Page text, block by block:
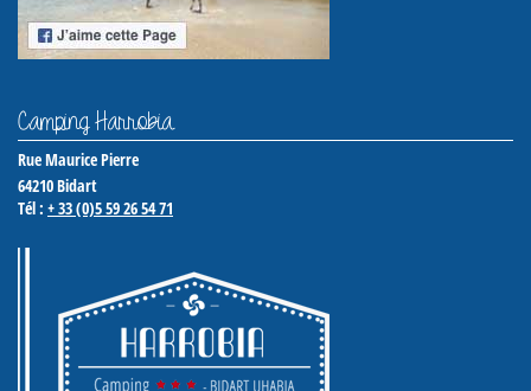
Camping Harrobia
Rue Maurice Pierre
64210Bidart
Tél : + 33 (0)5 59 26 54 71